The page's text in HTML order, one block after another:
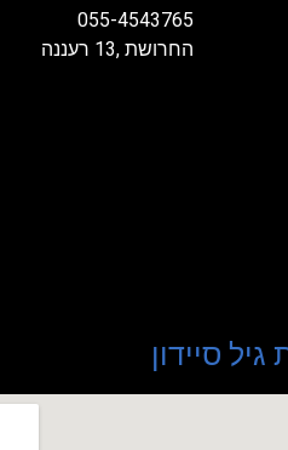
055-4543765
החרושת ,13 רעננה
סיידון